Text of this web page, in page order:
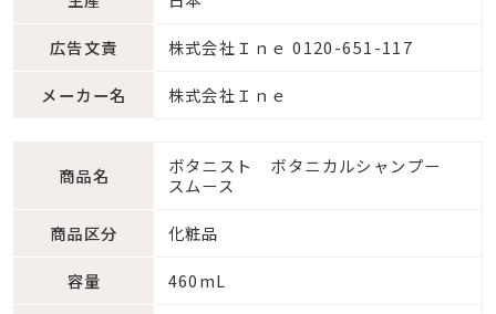
広告文責 株式会社Ｉｎｅ 0120-651-117
メーカー名 株式会社Ｉｎｅ
商品名
ボタニスト ボタニカルシャンプー
スムース
商品区分 化粧品
容量 460mL